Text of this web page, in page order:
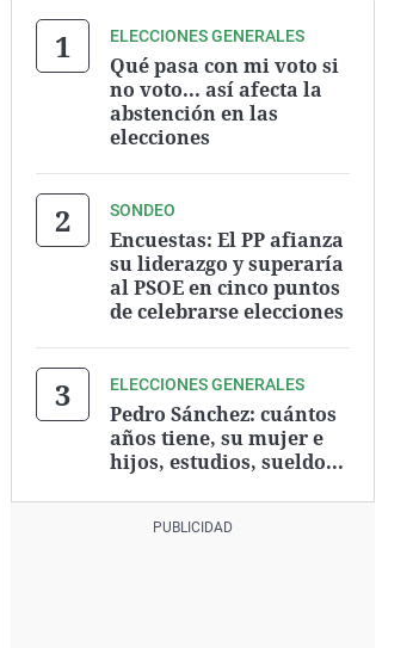
ELECCIONES GENERALES
Qué pasa con mi voto si
no voto... así afecta la
abstención en las
elecciones
SONDEO
Encuestas: El PP afianza
su liderazgo y superaría
al PSOE en cinco puntos
de celebrarse elecciones
ELECCIONES GENERALES
Pedro Sánchez: cuántos
años tiene, su mujer e
hijos, estudios, sueldo...